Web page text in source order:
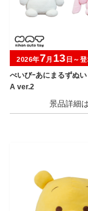
べいびｰあにまるずぬ
A ver.2
2026年7月 13 日～